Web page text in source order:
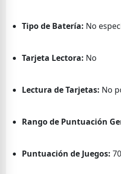
Tipo de Batería: No
Tarjeta Lectora: No
Lectura de Tarjetas: No
Rango de Puntuación
Puntuación de Juegos: 70